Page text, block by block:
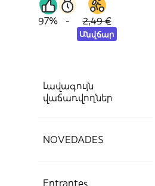
97% - 2,49 €
Անվճար
Լավագույն
վաճառվողներ
NOVEDADES
Entrantes